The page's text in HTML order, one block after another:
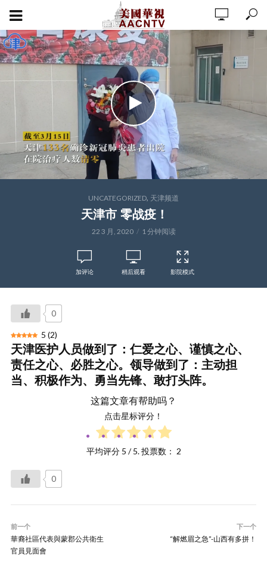
UNCATEGORIZED, 天津频道
天津市 零战疫！
22 3 月, 2020 1 分钟阅读
加评论 稍后观看 影院模式
0
5 (2)
天津医护人员做到了：仁爱之心、谨慎之心、
责任之心、必胜之心。领导做到了：主动担
当、积极作为、勇当先锋、敢打头阵。
这篇文章有帮助吗？
点击星标评分！
平均评分 5 / 5. 投票数： 2
0
前一个
華裔社區代表與蒙郡公共衛生
官員見面會
下一个
“解燃眉之急”-山西有多拼！